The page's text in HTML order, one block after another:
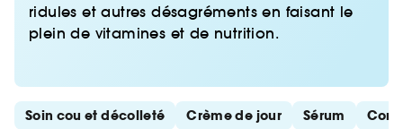
ridules et autres désagréments en faisant le
plein de vitamines et de nutrition.
Ignorer les liens rapides
Soin cou et décolleté Crème de jour Sérum